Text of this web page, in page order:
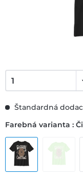
Štandardná
Farebná varianta :